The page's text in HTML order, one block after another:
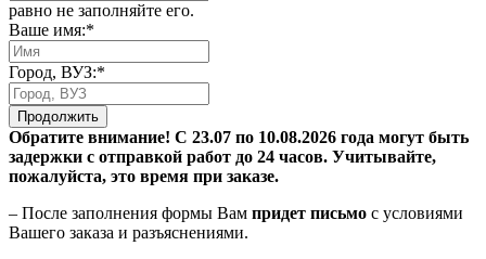
равно не заполняйте его.
Ваше имя:*
Город, ВУЗ:*
Продолжить
Обратите внимание! С 23.07 по 10.08.2026 года могут быть
задержки с отправкой работ до 24 часов. Учитывайте,
пожалуйста, это время при заказе.
– После заполнения формы Вам придет письмо с условиями
Вашего заказа и разъяснениями.